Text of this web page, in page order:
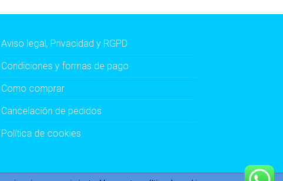
Aviso legal, Privacidad y RGPD
Condiciones y formas de pago
Como comprar
Cancelación de pedidos
Política de cookies